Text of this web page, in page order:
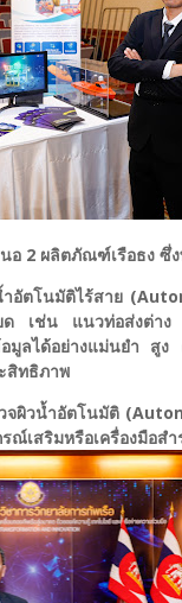
อ 2 ผลิตภัณฑ์เรือธง ซึ่
ำอัตโนมัติไร้สาย
ยด เช่น แนวท่อส่งต่
มูลได้อย่างแม่นยำ สู
สิทธิภาพ
วจผิวน้ำอัตโนมัติ
ณ์เสริมหรือเครื่องมือส